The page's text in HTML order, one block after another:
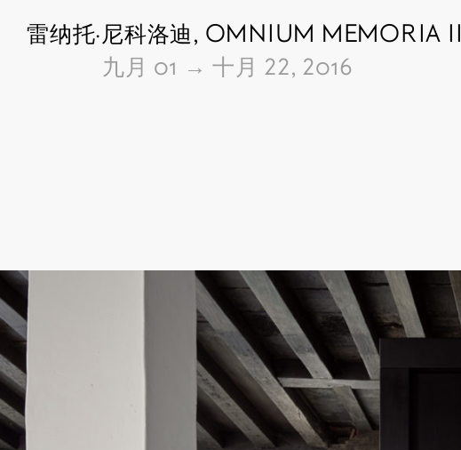
雷纳托·尼科洛迪, OMNIUM MEMORIA II
由
九月 01 → 十月 22, 2016
Pictures of the exhibition